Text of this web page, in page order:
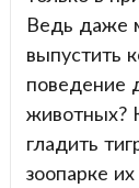
Ведь даже
выпустить
поведение
животных?
гладить
зоопарке